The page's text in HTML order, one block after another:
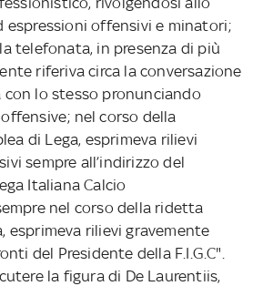
espressioni offensivi e minatori;
telefonata, in presenza di più
riferiva circa la conversazione
lo stesso pronunciando
nel corso della
di Lega, esprimeva rilievi
sempre all’indirizzo del
Italiana Calcio
nel corso della ridetta
esprimeva rilievi gravemente
del Presidente della F.I.G.C".
la figura di De Laurentiis,